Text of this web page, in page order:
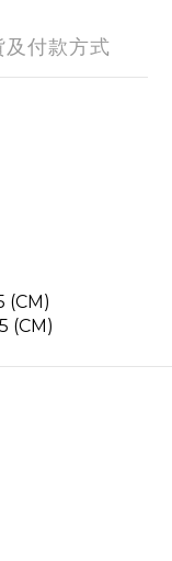
及付款方式
(CM)
(CM)